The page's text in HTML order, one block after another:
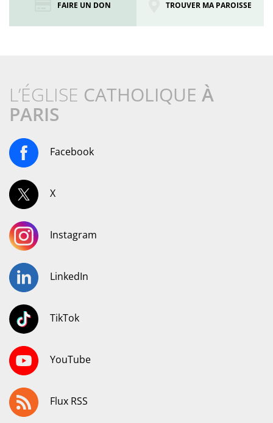
FAIRE UN DON TROUVER MA PAROISSE
L’ÉGLISE CATHOLIQUE À
PARIS
Facebook
X
Instagram
LinkedIn
TikTok
YouTube
Flux RSS